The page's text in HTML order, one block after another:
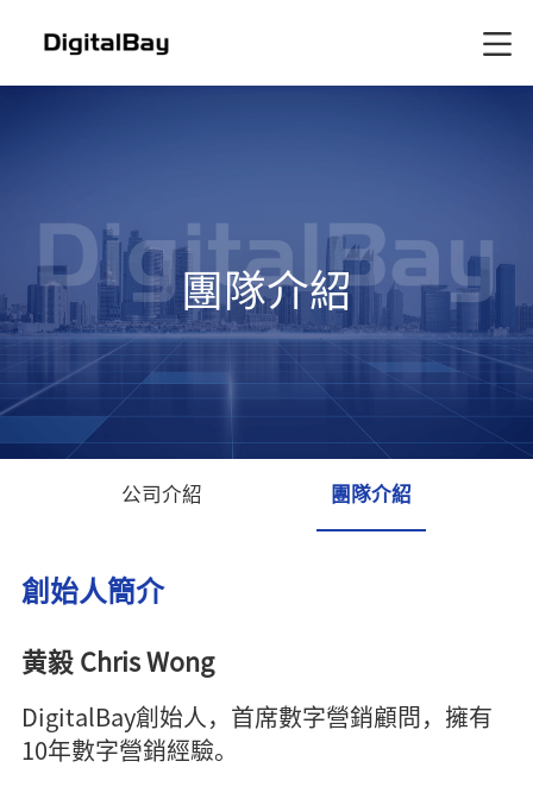
團隊介紹
公司介紹 團隊介紹
創始人簡介
黄毅 Chris Wong
DigitalBay創始人，首席數字營銷顧問，擁有
10年數字營銷經驗。